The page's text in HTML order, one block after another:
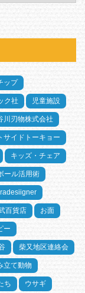
ップ
ク社 児童施設
川刃物株式会社
サイドトーキョー
キッズ・チェア
ール活用術
百貨店 お面
ー
柴又地区連絡会
立て動物
ち ウサギ